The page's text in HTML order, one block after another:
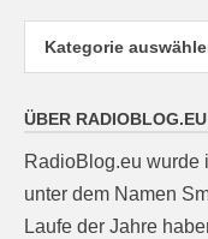
ÜBER
RadioBlog.eu wurde
unter dem Namen
Laufe der Jahre